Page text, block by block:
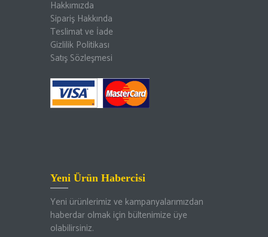
Hakkımızda
Sipariş Hakkında
Teslimat ve İade
Gizlilik Politikası
Satış Sözleşmesi
Yeni Ürün Habercisi
Yeni ürünlerimiz ve kampanyalarımızdan
haberdar olmak için bültenimize üye
olabilirsiniz.